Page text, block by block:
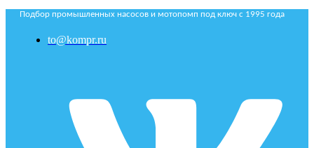
Подбор промышленных насосов и мотопомп под ключ с 1995 года
to@kompr.ru